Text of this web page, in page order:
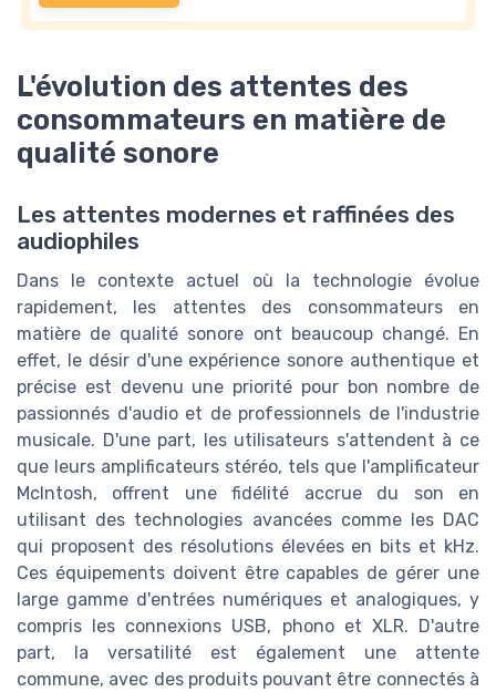
L'évolution des attentes des
consommateurs en matière de
qualité sonore
Les attentes modernes et raffinées des
audiophiles
Dans le contexte actuel où la technologie évolue
rapidement, les attentes des consommateurs en
matière de qualité sonore ont beaucoup changé. En
effet, le désir d'une expérience sonore authentique et
précise est devenu une priorité pour bon nombre de
passionnés d'audio et de professionnels de l'industrie
musicale. D'une part, les utilisateurs s'attendent à ce
que leurs amplificateurs stéréo, tels que l'amplificateur
McIntosh, offrent une fidélité accrue du son en
utilisant des technologies avancées comme les DAC
qui proposent des résolutions élevées en bits et kHz.
Ces équipements doivent être capables de gérer une
large gamme d'entrées numériques et analogiques, y
compris les connexions USB, phono et XLR. D'autre
part, la versatilité est également une attente
commune, avec des produits pouvant être connectés à